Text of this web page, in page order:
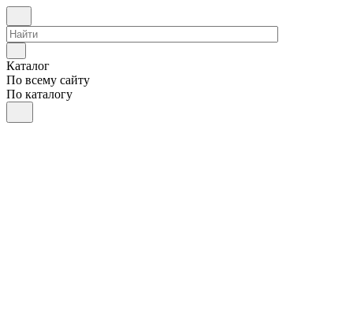
Каталог
По всему сайту
По каталогу